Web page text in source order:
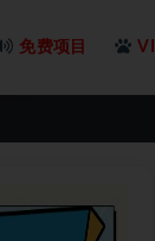
免费项目